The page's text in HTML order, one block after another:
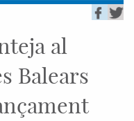
al
Balears